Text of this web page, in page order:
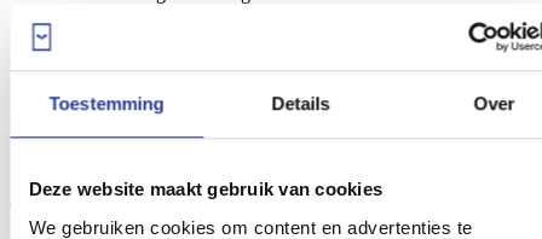
Toestemming Details Over
Deze website maakt gebruik van cookies
We gebruiken cookies om content en advertenties te
in de namiddag
Universiteit van Purísima Concepción